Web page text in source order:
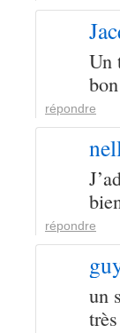
Un
répondre
répondre
un